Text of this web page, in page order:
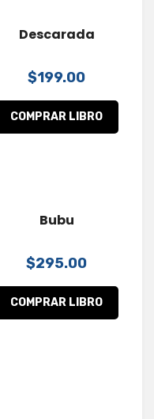
Descarada
$199.00
Bubu
$295.00